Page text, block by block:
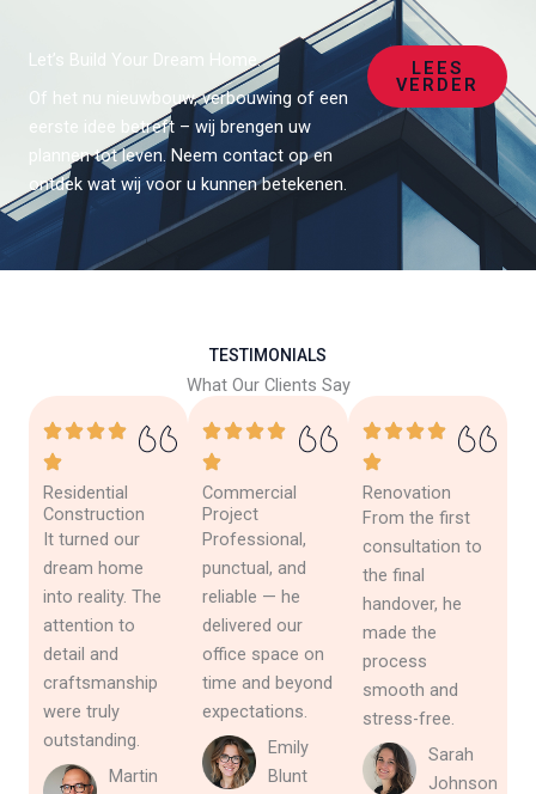
Let’s Build Your Dream Home.
Of het nu nieuwbouw, verbouwing of een
eerste idee betreft – wij brengen uw
plannen tot leven. Neem contact op en
ontdek wat wij voor u kunnen betekenen.
LEES
VERDER
TESTIMONIALS
What Our Clients Say
Residential
Construction
It turned our
dream home
into reality. The
attention to
detail and
craftsmanship
were truly
outstanding.
Martin
Commercial
Project
Professional,
punctual, and
reliable — he
delivered our
office space on
time and beyond
expectations.
Emily
Blunt
Renovation
From the first
consultation to
the final
handover, he
made the
process
smooth and
stress-free.
Sarah
Johnson